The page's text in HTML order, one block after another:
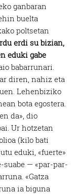
ganbaran
buelta
poltsetan
erdi su bizian,
eduki gabe
babarrunari.
diren, nahiz eta
Lehenbiziko
bota egostera.
da», dio
Ur hotzetan
(kilo bati
eduki, «fuerte»
suabe — «par-par-
«Gatza
ia biguna